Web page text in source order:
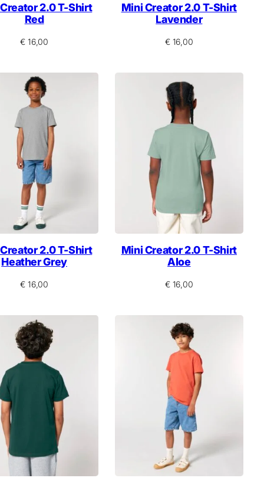
2.0 T-Shirt
Red
€ 16,00
Mini Creator 2.0 T-Shirt
Lavender
€16,00
2.0 T-Shirt
Heather Grey
€ 16,00
Mini Creator 2.0 T-Shirt
Aloe
€16,00